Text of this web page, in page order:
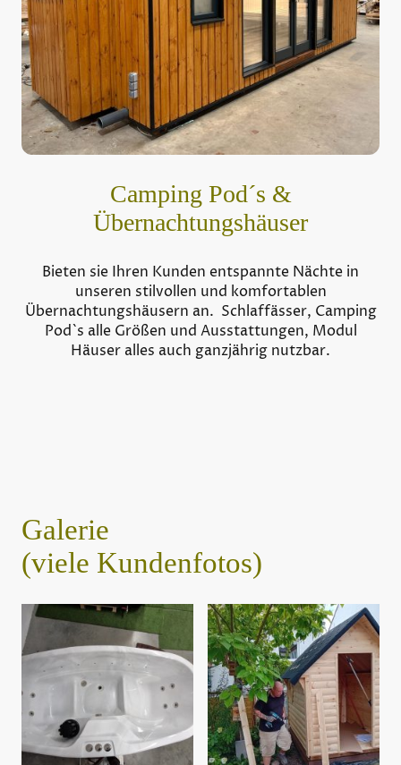
Camping Pod´s &
Übernachtungshäuser
Bieten sie Ihren Kunden entspannte Nächte in
unseren stilvollen und komfortablen
Übernachtungshäusern an. Schlaffässer, Camping
Pod`s alle Größen und Ausstattungen, Modul
Häuser alles auch ganzjährig nutzbar.
Galerie
(viele Kundenfotos)